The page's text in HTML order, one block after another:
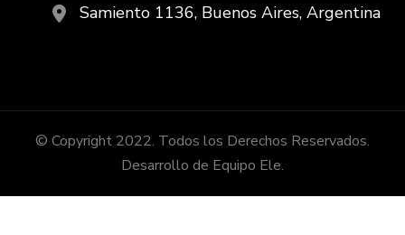
Samiento 1136, Buenos Aires, Argentina
© Copyright 2022. Todos los Derechos Reservados.
Desarrollo de Equipo Ele.